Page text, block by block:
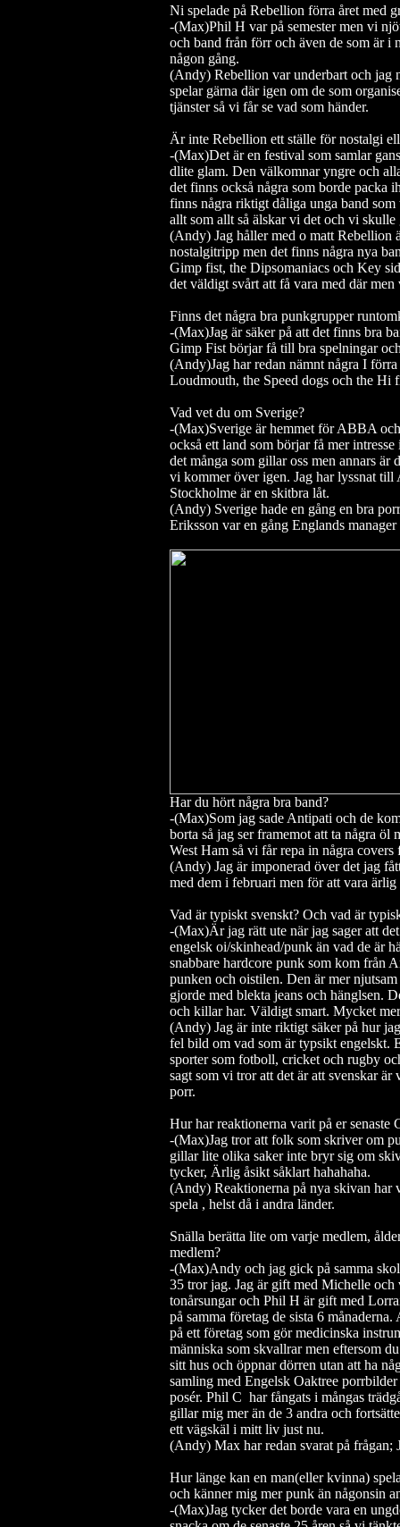
Ni spelade på Rebellion förra året med
-(Max)Phil H var på semester men vi
och band från förr och även de som är
någon gång.
(Andy) Rebellion var underbart och jag
spelar gärna där igen om de som
tjänster så vi får se vad som händer.
Är inte Rebellion ett ställe för nostalgi
-(Max)Det är en festival som samlar
dlite glam. Den välkomnar yngre och
det finns också några som borde packa
finns några riktigt dåliga unga band
allt som allt så älskar vi det och vi
(Andy) Jag håller med o matt Rebellion
nostalgitripp men det finns några nya
Gimp fist, the Dipsomaniacs och Key
det väldigt svårt att få vara med där
Finns det några bra punkgrupper
-(Max)Jag är säker på att det finns bra
Gimp Fist börjar få till bra spelningar
(Andy)Jag har redan nämnt några I
Loudmouth, the Speed dogs och the Hi
Vad vet du om Sverige?
-(Max)Sverige är hemmet för ABBA
också ett land som börjar få mer
det många som gillar oss men annars
vi kommer över igen. Jag har lyssnat
Stockholme är en skitbra låt.
(Andy) Sverige hade en gång en bra
Eriksson var en gång Englands
Har du hört några bra band?
-(Max)Som jag sade Antipati och de
borta så jag ser framemot att ta några
West Ham så vi får repa in några covers
(Andy) Jag är imponerad över det jag
med dem i februari men för att vara
Vad är typiskt svenskt? Och vad är
-(Max)Är jag rätt ute när jag sager att
engelsk oi/skinhead/punk än vad de är
snabbare hardcore punk som kom från
punken och oistilen. Den är mer
gjorde med blekta jeans och hänglsen.
och killar har. Väldigt smart. Mycket
(Andy) Jag är inte riktigt säker på hur
fel bild om vad som är typsikt engelskt.
sporter som fotboll, cricket och rugby
sagt som vi tror att det är att svenskar
porr.
Hur har reaktionerna varit på er senaste
-(Max)Jag tror att folk som skriver om
gillar lite olika saker inte bryr sig om
tycker, Ärlig åsikt såklart hahahaha.
(Andy) Reaktionerna på nya skivan
spela , helst då i andra länder.
Snälla berätta lite om varje medlem,
medlem?
-(Max)Andy och jag gick på samma
35 tror jag. Jag är gift med Michelle och
tonårsungar och Phil H är gift med
på samma företag de sista 6
på ett företag som gör medicinska
människa som skvallrar men eftersom
sitt hus och öppnar dörren utan att ha
samling med Engelsk Oaktree
posér. Phil C har fångats i mångas
gillar mig mer än de 3 andra och
ett vägskäl i mitt liv just nu.
(Andy) Max har redan svarat på frågan;
Hur länge kan en man(eller kvinna)
och känner mig mer punk än någonsin
-(Max)Jag tycker det borde vara en